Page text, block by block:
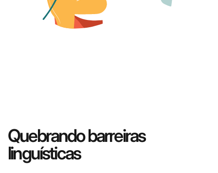
Quebrando barreiras
linguísticas